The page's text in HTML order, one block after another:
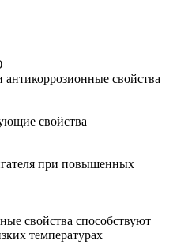
свойства
свойства
при повышенных
свойства способствуют
температурах